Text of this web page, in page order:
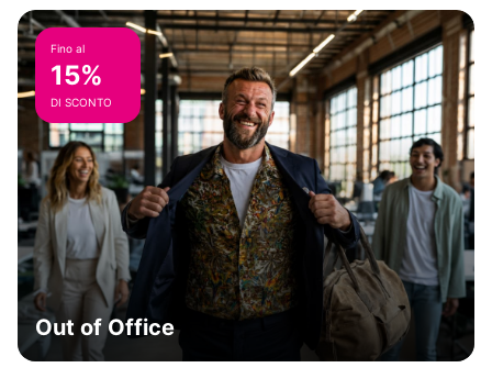
Fino al
15%
DI SCONTO
Out of Office